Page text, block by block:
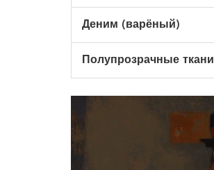
Деним (варёный)
Полупрозрачные ткани